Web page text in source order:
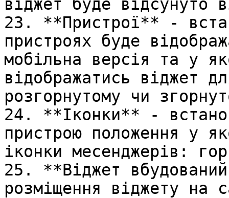
віджет буде відсунуто
23. **Пристрої** -
пристроях буде
мобільна версія та у
відображатись віджет
розгорнутому чи
24. **Іконки** -
пристрою положення у
іконки месенджерів:
25. **Віджет
розміщення віджету на